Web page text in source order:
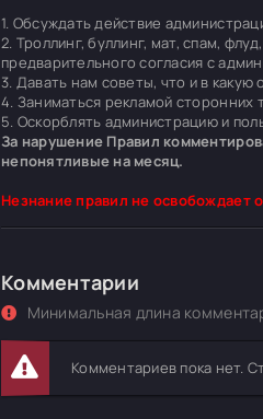
1. Обсуждать действие
2. Троллинг, буллинг, мат, спам,
предварительного согласия с
3. Давать нам советы, что и в какую
4. Заниматься рекламой сторонних
5. Оскорблять администрацию и
За нарушение Правил
непонятливые на месяц.
Незнание правил не освобождает
Комментарии
Минимальная длина
Комментариев пока нет.